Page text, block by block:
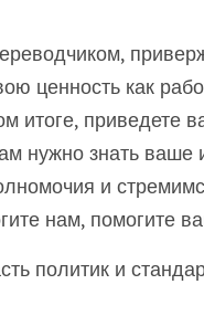
ценность как
итоге, приведете
нужно знать
и
нам, помогите
политик и